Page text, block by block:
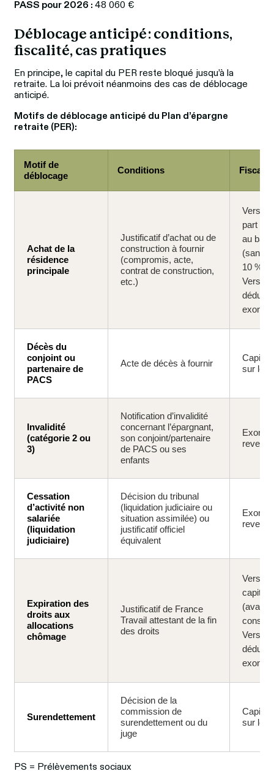
PASS pour 2026 : 48 060 €
Déblocage anticipé : conditions,
fiscalité, cas pratiques
En principe, le capital du PER reste bloqué jusqu’à la
retraite. La loi prévoit néanmoins des cas de déblocage
anticipé.
Motifs de déblocage anticipé du Plan d’épargne
retraite (PER):
Motif de
déblocage
Conditions
Achat de la
résidence
principale
Justificatif d’achat ou de
construction à fournir
(compromis, acte,
contrat de construction,
etc.)
part de
au
(sans
10 %).
déduits
Décès du
conjoint ou
partenaire de
PACS
Acte de décès à fournir
Capital
sur le
Invalidité
(catégorie 2 ou
3)
Notification d’invalidité
concernant l’épargnant,
son conjoint/partenaire
de PACS ou ses
enfants
revenu
Cessation
d’activité non
salariée
(liquidation
judiciaire)
Décision du tribunal
(liquidation judiciaire ou
situation assimilée) ou
justificatif officiel
équivalent
revenu
Expiration des
droits aux
allocations
chômage
Justificatif de France
Travail attestant de la fin
des droits
capital
déduits
Surendettement
Décision de la
commission de
surendettement ou du
juge
Capital
sur le
PS = Prélèvements sociaux